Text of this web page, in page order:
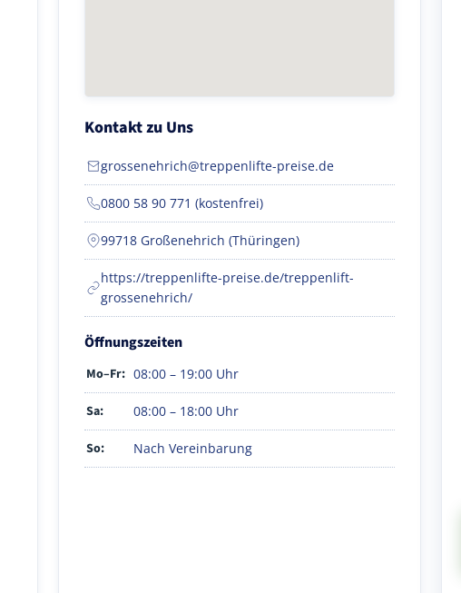
Kontakt zu Uns
grossenehrich@treppenlifte-preise.de
0800 58 90 771 (kostenfrei)
99718 Großenehrich (Thüringen)
https://treppenlifte-preise.de/treppenlift-
grossenehrich/
Öffnungszeiten
Mo–Fr: 08:00 – 19:00 Uhr
Sa: 08:00 – 18:00 Uhr
So: Nach Vereinbarung